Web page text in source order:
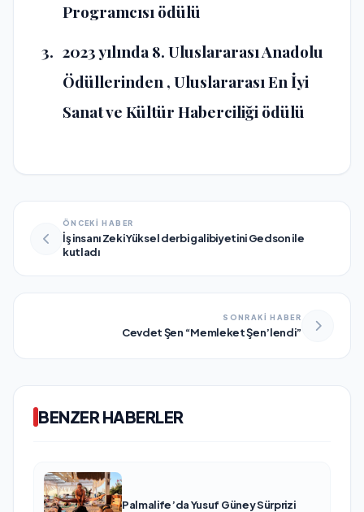
Programcısı ödülü
2023 yılında 8. Uluslararası Anadolu
Ödüllerinden , Uluslararası En İyi
Sanat ve Kültür Haberciliği ödülü
ÖNCEKİ HABER
İş insanı Zeki Yüksel derbi galibiyetini Gedson ile
kutladı
SONRAKİ HABER
Cevdet Şen “Memleket Şen’lendi”
BENZER HABERLER
Palmalife’da Yusuf Güney Sürprizi